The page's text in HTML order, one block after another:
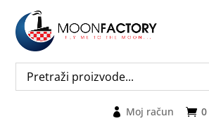
0
Moj račun